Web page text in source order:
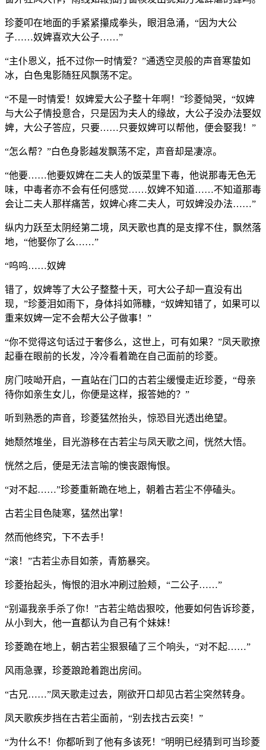
珍菱叩在地面的手紧紧攥成拳头，眼泪急涌，“因为大公
子……奴婢喜欢大公子……”
“主仆恩义，抵不过你一时情爱？”通透空灵般的声音寒蛰如
冰，白色鬼影随狂风飘荡不定。
“不是一时情爱！奴婢爱大公子整十年啊！”珍菱恸哭，“奴婢
与大公子情投意合，只是因为夫人的缘故，大公子没办法娶奴
婢，大公子答应，只要……只要奴婢可以帮他，便会娶我！”
“怎么帮？”白色身影越发飘荡不定，声音却是凄凉。
“他要……他要奴婢在二夫人的饭菜里下毒，他说那毒无色无
味，中毒者亦不会有任何感觉……奴婢不知道……不知道那毒
会让二夫人那样痛苦，奴婢心疼二夫人，可奴婢没办法……”
纵内力跃至太阴经第二境，凤天歌也真的是支撑不住，飘然落
地，“他娶你了么……”
“呜呜……奴婢
错了，奴婢等了大公子整整十天，可大公子却一直没有出
现，”珍菱泪如雨下，身体抖如筛糠，“奴婢知错了，如果可以
重来奴婢一定不会帮大公子做事！”
“你不觉得这句话过于奢侈么，这世上，可有如果？”凤天歌撩
起垂在眼前的长发，冷冷看着跪在自己面前的珍菱。
房门吱呦开启，一直站在门口的古若尘缓慢走近珍菱，“母亲
待你如亲生女儿，你便是这样，报答她的？”
听到熟悉的声音，珍菱猛然抬头，惊恐目光透出绝望。
她颓然堆坐，目光游移在古若尘与凤天歌之间，恍然大悟。
恍然之后，便是无法言喻的懊丧跟悔恨。
“对不起……”珍菱重新跪在地上，朝着古若尘不停磕头。
古若尘目色陡寒，猛然出掌！
然而他终究，下不去手！
“滚！”古若尘赤目如荼，青筋暴突。
珍菱抬起头，悔恨的泪水冲刷过脸颊，“二公子……”
“别逼我亲手杀了你！”古若尘皓齿狠咬，他要如何告诉珍菱，
从小到大，他一直都认为自己有个妹妹！
珍菱跪在地上，朝古若尘狠狠磕了三个响头，“对不起……”
风雨急骤，珍菱踉跄着跑出房间。
“古兄……”凤天歌走过去，刚欲开口却见古若尘突然转身。
凤天歌疾步挡在古若尘面前，“别去找古云奕！”
“为什么不！你都听到了他有多该死！”明明已经猜到可当珍菱